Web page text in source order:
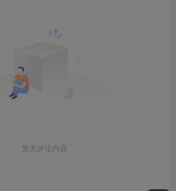
暂无评论内容